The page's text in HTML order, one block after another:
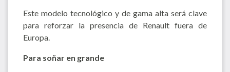
Este modelo tecnológico y de gama alta será clave
para reforzar la presencia de Renault fuera de
Europa.
Para soñar en grande